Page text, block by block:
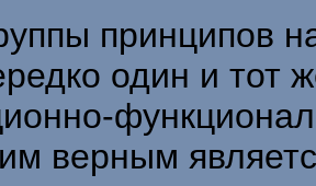
принципов
один и тот
верным